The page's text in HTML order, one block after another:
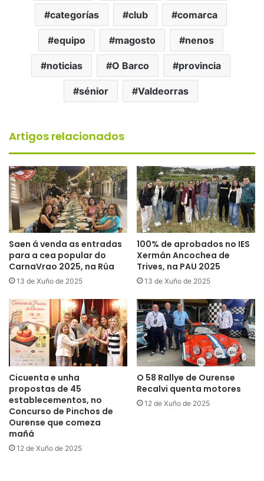
categorías club comarca
equipo magosto nenos
noticias O Barco provincia
sénior Valdeorras
Artigos relacionados
Saen á venda as entradas
para a cea popular do
CarnaVrao 2025, na Rúa
13 de Xuño de 2025
100% de aprobados no IES
Xermán Ancochea de
Trives, na PAU 2025
13 de Xuño de 2025
Cicuenta e unha
propostas de 45
establecementos, no
Concurso de Pinchos de
Ourense que comeza
mañá
12 de Xuño de 2025
O 58 Rallye de Ourense
Recalvi quenta motores
12 de Xuño de 2025